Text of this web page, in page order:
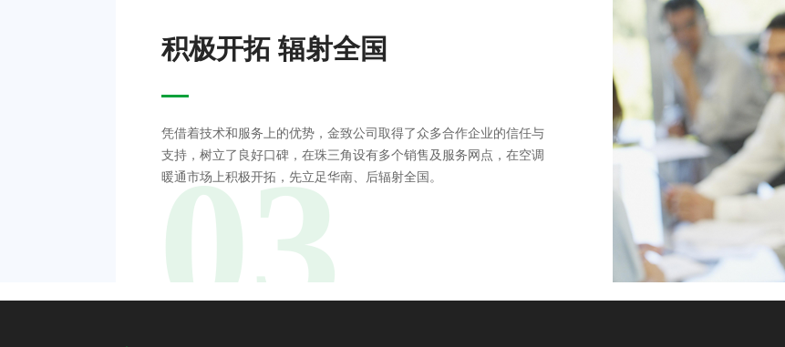
03
积极开拓 辐射全国
凭借着技术和服务上的优势，金致公司取得了众多合作企业的信任与
支持，树立了良好口碑，在珠三角设有多个销售及服务网点，在空调
暖通市场上积极开拓，先立足华南、后辐射全国。